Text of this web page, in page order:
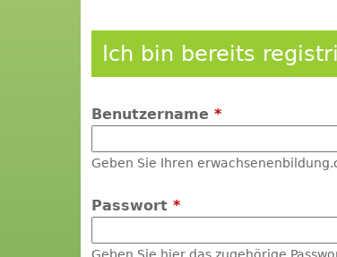
Ich bin bereits
Benutzername *
Geben Sie Ihren
Passwort *